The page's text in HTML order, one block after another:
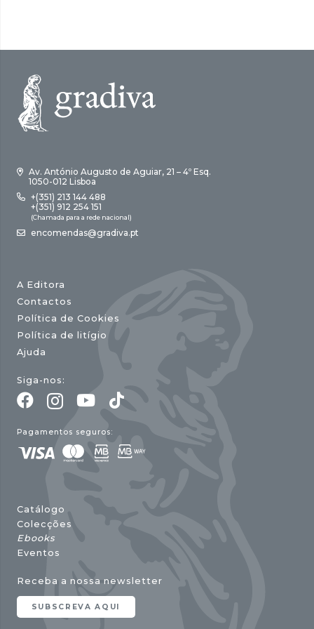
Av. António Augusto de Aguiar, 21 – 4º Esq.
1050-012 Lisboa
+(351) 213 144 488
+(351) 912 254 151
(Chamada para a rede nacional)
encomendas@gradiva.pt
A Editora
Contactos
Política de Cookies
Política de litígio
Ajuda
Siga-nos:
Pagamentos seguros:
Catálogo
Colecções
Ebooks
Eventos
Receba a nossa newsletter
SUBSCREVA AQUI